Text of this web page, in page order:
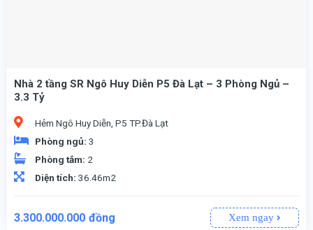
Nhà 2 tầng SR Ngô Huy Diễn P5 Đà Lạt – 3 Phòng Ngủ –
3.3 Tỷ
Hẻm Ngô Huy Diễn, P5 TP.Đà Lạt
Phòng ngủ: 3
Phòng tắm: 2
Diện tích: 36.46m2
3.300.000.000 đồng Xem ngay